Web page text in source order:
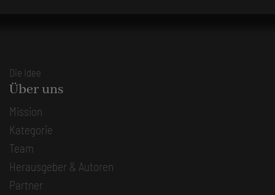
Die Idee
Über uns
Mission
Kategorie
Team
Herausgeber & Autoren
Partner